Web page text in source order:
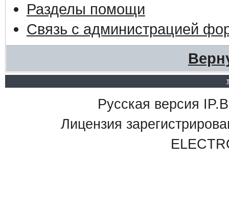
Разделы помощи
Связь с администрацией
Русская версия
Лицензия